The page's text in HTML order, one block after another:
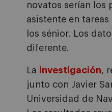
novatos serían los
asistente en
los sénior. Los
diferente.
La investigación,
junto con Javier
Universidad de